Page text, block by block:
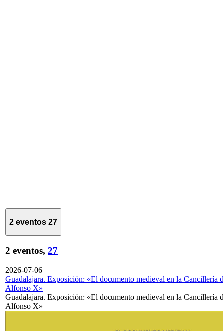
2 eventos 27
2 eventos, 27
2026-07-06
Guadalajara. Exposición: «El documento medieval en la Cancillería
Alfonso X»
Guadalajara. Exposición: «El documento medieval en la Cancillería
Alfonso X»